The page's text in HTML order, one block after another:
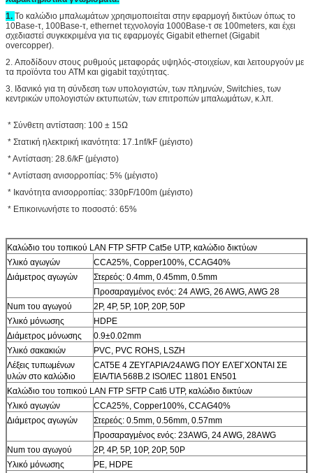
1. Το καλώδιο μπαλωμάτων χρησιμοποιείται στην εφαρμογή δικτύων όπως το
10Base-τ, 100Base-τ, ethernet τεχνολογία 1000Base-τ σε 100meters, και έχει
σχεδιαστεί συγκεκριμένα για τις εφαρμογές Gigabit ethernet (Gigabit
overcopper).
2. Αποδίδουν στους ρυθμούς μεταφοράς υψηλός-στοιχείων, και λειτουργούν με
τα προϊόντα του ATM και gigabit ταχύτητας.
3. Ιδανικό για τη σύνδεση των υπολογιστών, των πλημνών, Switchies, των
κεντρικών υπολογιστών εκτυπωτών, των επιτροπών μπαλωμάτων, κ.λπ.
* Σύνθετη αντίσταση: 100 ± 15Ω
* Στατική ηλεκτρική ικανότητα: 17.1nf/kF (μέγιστο)
* Αντίσταση: 28.6/kF (μέγιστο)
* Αντίσταση ανισορροπίας: 5% (μέγιστο)
* Ικανότητα ανισορροπίας: 330pF/100m (μέγιστο)
* Επικοινωνήστε το ποσοστό: 65%
Καλώδιο του τοπικού LAN FTP SFTP Cat5e UTP, καλώδιο δικτύων
Υλικό αγωγών
CCA25%, Copper100%, CCAG40%
Διάμετρος αγωγών
Στερεός: 0.4mm, 0.45mm, 0.5mm
Προσαραγμένος ενός: 24 AWG, 26 AWG, AWG 28
Num του αγωγού
2P, 4P, 5P, 10P, 20P, 50P
Υλικό μόνωσης
HDPE
Διάμετρος μόνωσης
0.9±0.02mm
Υλικό σακακιών
PVC, PVC ROHS, LSZH
Λέξεις τυπωμένων
υλών στο καλώδιο
CAT5E 4 ΖΕΥΓΑΡΙΑ/24AWG ΠΟΥ ΕΛΈΓΧΟΝΤΑΙ ΣΕ
EIA/TIA 568B.2 ISO/IEC 11801 EN501
Καλώδιο του τοπικού LAN FTP SFTP Cat6 UTP, καλώδιο δικτύων
Υλικό αγωγών
CCA25%, Copper100%, CCAG40%
Διάμετρος αγωγών
Στερεός: 0.5mm, 0.56mm, 0.57mm
Προσαραγμένος ενός: 23AWG, 24 AWG, 28AWG
Num του αγωγού
2P, 4P, 5P, 10P, 20P, 50P
Υλικό μόνωσης
PE, HDPE